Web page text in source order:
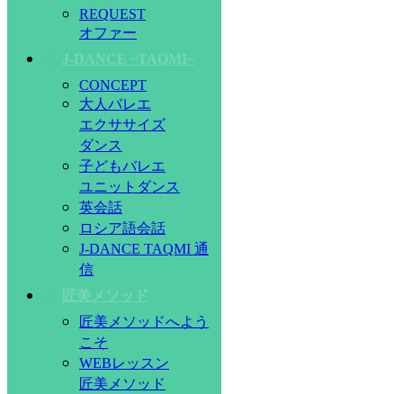
REQUEST
オファー
J-DANCE ~TAQMI~
CONCEPT
大人バレエ
エクササイズ
ダンス
子どもバレエ
ユニットダンス
英会話
ロシア語会話
J-DANCE TAQMI 通
信
匠美メソッド
匠美メソッドへよう
こそ
WEBレッスン
匠美メソッド